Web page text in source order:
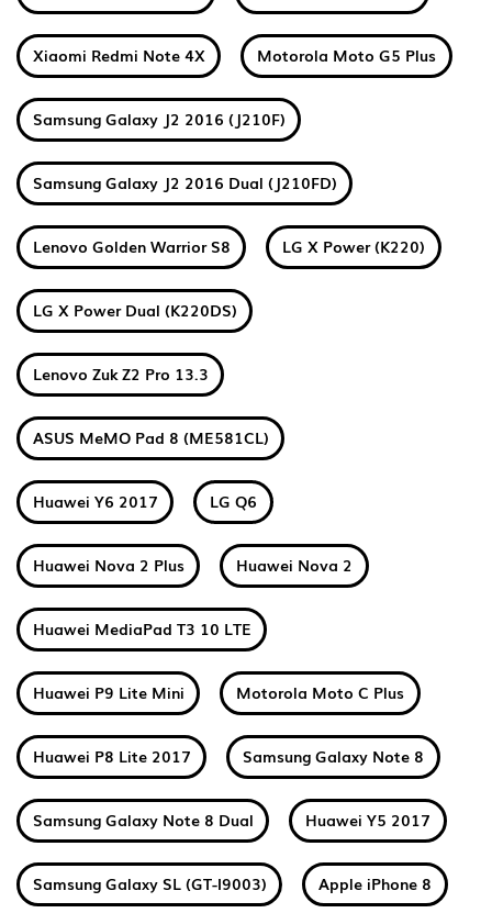
Xiaomi Redmi Note 4X Motorola Moto G5 Plus
Samsung Galaxy J2 2016 (J210F)
Samsung Galaxy J2 2016 Dual (J210FD)
Lenovo Golden Warrior S8 LG X Power (K220)
LG X Power Dual (K220DS)
Lenovo Zuk Z2 Pro 13.3
ASUS MeMO Pad 8 (ME581CL)
Huawei Y6 2017 LG Q6
Huawei Nova 2 Plus Huawei Nova 2
Huawei MediaPad T3 10 LTE
Huawei P9 Lite Mini Motorola Moto C Plus
Huawei P8 Lite 2017 Samsung Galaxy Note 8
Samsung Galaxy Note 8 Dual Huawei Y5 2017
Samsung Galaxy SL (GT-I9003) Apple iPhone 8